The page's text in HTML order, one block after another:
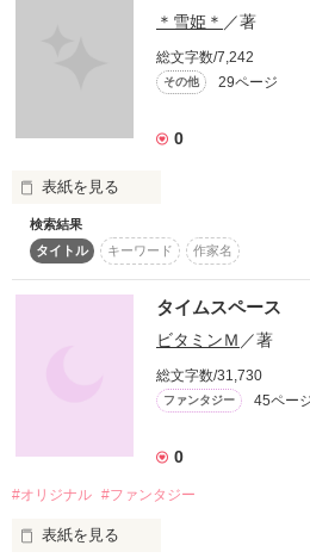
私kanaeの小説の番外編やこのキャ
もちろんあなたの作ったキャラでもＯ
とにかく何でもあり！
にくＱ様
コラボリクエスト&感想
ありがとうございます!!
＊雪姫＊ ／著
総文字数/7,242
その他 29ページ
0
表紙を見る
恋愛、友情、学園、魔法、その他…
様々なジャンルの物語の短編集を
作る事にしました‼︎
気が向いたら更新という
なんとも気ままな小説ですが
読んで下さると嬉しいです
検索結果
タイトル
キーワード 作家名
タイムスペース
ビタミンＭ ／著
総文字数/31,730
ファンタジー 45ペー
0
#オリジナル #ファンタジー
表紙を見る